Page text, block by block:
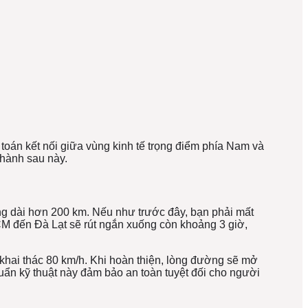
kết nối giữa vùng kinh tế trọng điểm phía Nam và
sau này.
dài hơn 200 km. Nếu như trước đây, bạn phải mất
đến Đà Lạt sẽ rút ngắn xuống còn khoảng 3 giờ,
thác 80 km/h. Khi hoàn thiện, lòng đường sẽ mở
kỹ thuật này đảm bảo an toàn tuyệt đối cho người